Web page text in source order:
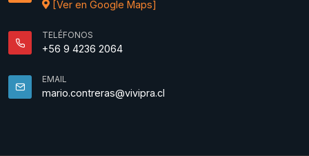
[Ver en Google Maps]
TELÉFONOS
+56 9 4236 2064
EMAIL
mario.contreras@vivipra.cl